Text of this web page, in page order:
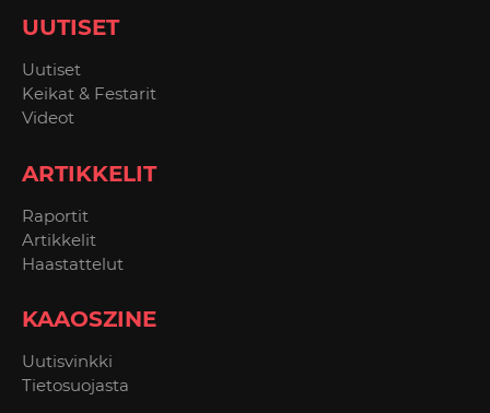
UUTISET
Uutiset
Keikat & Festarit
Videot
ARTIKKELIT
Raportit
Artikkelit
Haastattelut
KAAOSZINE
Uutisvinkki
Tietosuojasta